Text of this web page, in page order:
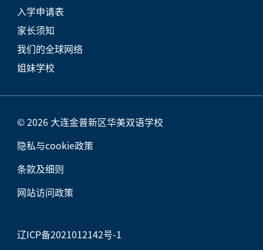
入学申请表
家长须知
我们的全球网络
姐妹学校
© 2026 大连金普新区华美双语学校
隐私与cookie政策
条款及细则
网站访问政策
辽ICP备2021012142号-1